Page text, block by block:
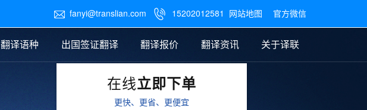
 fanyi@translian.com  15202012581 网站地图 官方微信
图纸翻译
翻译语种 出国签证翻译 翻译报价
笔译翻译报价
翻译资讯
公证样本
关于译联
在线立即下单
更快、更省、更便宜